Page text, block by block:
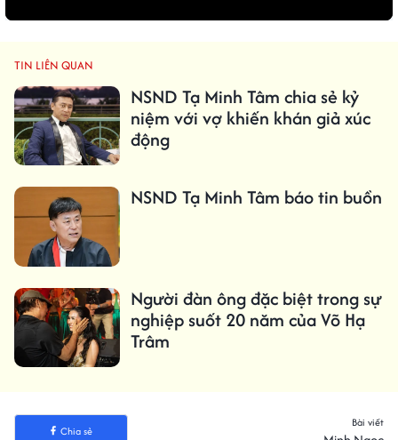
TIN LIÊN QUAN
NSND Tạ Minh Tâm chia sẻ kỷ
niệm với vợ khiến khán giả xúc
động
NSND Tạ Minh Tâm báo tin buồn
Người đàn ông đặc biệt trong sự
nghiệp suốt 20 năm của Võ Hạ
Trâm
Chia sẻ
Bài viết